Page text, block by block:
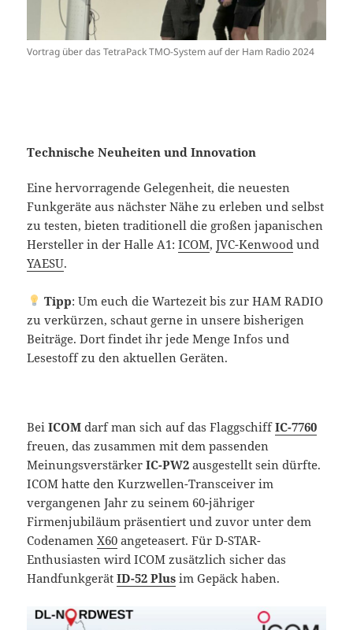
Vortrag über das TetraPack TMO-System auf der Ham Radio 2024
Technische Neuheiten und Innovation
Eine hervorragende Gelegenheit, die neuesten
Funkgeräte aus nächster Nähe zu erleben und selbst
zu testen, bieten traditionell die großen japanischen
Hersteller in der Halle A1:ICOM,JVC-Kenwood und
YAESU.
Tipp: Um euch die Wartezeit bis zur HAM RADIO
zu verkürzen, schaut gerne in unsere bisherigen
Beiträge. Dort findet ihr jede Menge Infos und
Lesestoff zu den aktuellen Geräten.
BeiICOM darf man sich auf das FlaggschiffIC-7760
freuen, das zusammen mit dem passenden
MeinungsverstärkerIC-PW2 ausgestellt sein dürfte.
ICOM hatte den Kurzwellen-Transceiver im
vergangenen Jahr zu seinem 60-jähriger
Firmenjubiläum präsentiert und zuvor unter dem
CodenamenX60 angeteasert. Für D-STAR-
Enthusiasten wird ICOM zusätzlich sicher das
HandfunkgerätID-52 Plus im Gepäck haben.